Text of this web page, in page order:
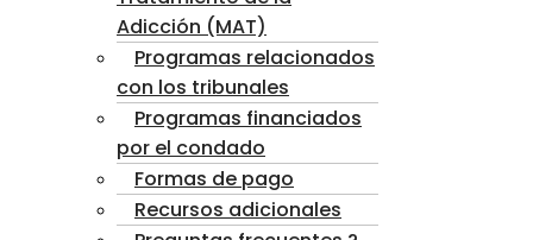
Adicción (MAT)
Programas relacionados
con los tribunales
Programas financiados
por el condado
Formas de pago
Recursos adicionales